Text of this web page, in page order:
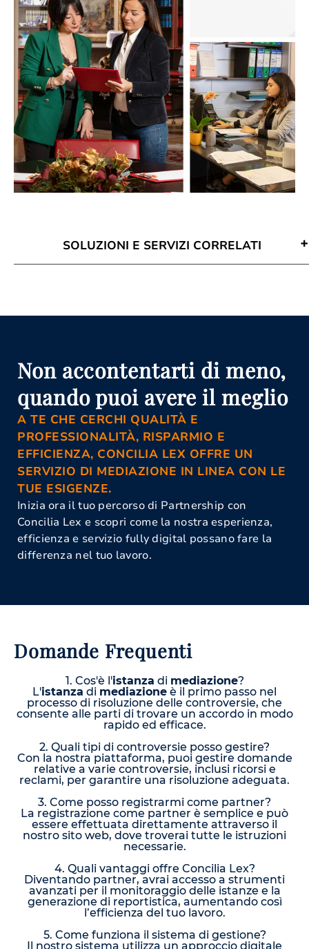
SOLUZIONI E SERVIZI CORRELATI
Milano
Mediazione Obbligatoria Milano
Organismo Di Mediazione Milano
Non accontentarti di meno,
quando puoi avere il meglio
A TE CHE CERCHI QUALITÀ E
PROFESSIONALITÀ, RISPARMIO E
EFFICIENZA, CONCILIA LEX OFFRE UN
SERVIZIO DI MEDIAZIONE IN LINEA CON LE
TUE ESIGENZE.
Inizia ora il tuo percorso di Partnership con
Concilia Lex e scopri come la nostra esperienza,
efficienza e servizio fully digital possano fare la
differenza nel tuo lavoro.
Domande Frequenti
1. Cos'è l'istanza di mediazione?
L'istanza di mediazione è il primo passo nel
processo di risoluzione delle controversie, che
consente alle parti di trovare un accordo in modo
rapido ed efficace.
2. Quali tipi di controversie posso gestire?
Con la nostra piattaforma, puoi gestire domande
relative a varie controversie, inclusi ricorsi e
reclami, per garantire una risoluzione adeguata.
3. Come posso registrarmi come partner?
La registrazione come partner è semplice e può
essere effettuata direttamente attraverso il
nostro sito web, dove troverai tutte le istruzioni
necessarie.
4. Quali vantaggi offre Concilia Lex?
Diventando partner, avrai accesso a strumenti
avanzati per il monitoraggio delle istanze e la
generazione di reportistica, aumentando così
l’efficienza del tuo lavoro.
5. Come funziona il sistema di gestione?
Il nostro sistema utilizza un approccio digitale